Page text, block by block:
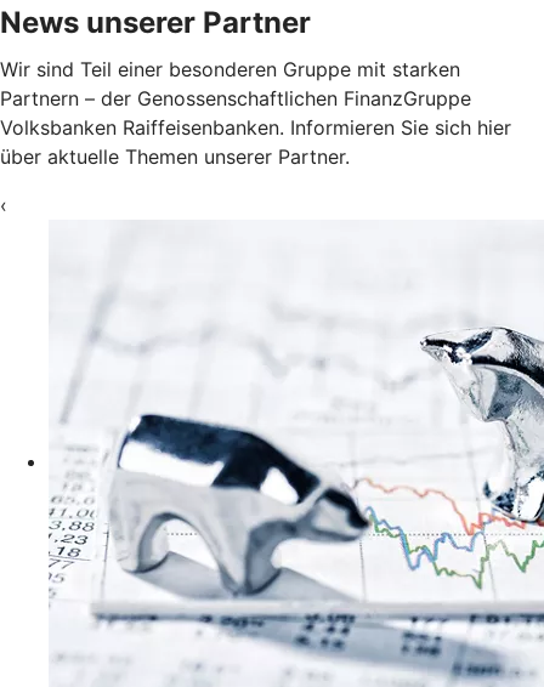
News unserer Partner
Wir sind Teil einer besonderen Gruppe mit starken
Partnern – der Genossenschaftlichen FinanzGruppe
Volksbanken Raiffeisenbanken. Informieren Sie sich hier
über aktuelle Themen unserer Partner.
‹